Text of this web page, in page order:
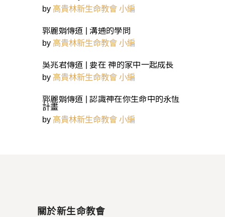
by 高貴林新生命教會 小編
郭麗娟傳道 | 溝通的學問
by 高貴林新生命教會 小編
吳兆君傳道 | 要在 神的家中一起成長
by 高貴林新生命教會 小編
郭麗娟傳道 | 認識神在你生命中的永恆
計畫
by 高貴林新生命教會 小編
關於新生命教會